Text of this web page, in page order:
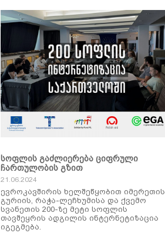
სოფლის გაძლიერება ციფრული
ჩართულობის გზით
21.06.2024
ევროკავშირის ხელშეწყობით იმერეთის,
გურიის, რაჭა-ლეჩხუმისა და ქვემო
სვანეთის 200-ზე მეტი სოფლის
თავშეყრის ადგილის ინტერნეტიზაცია
იგეგმება.